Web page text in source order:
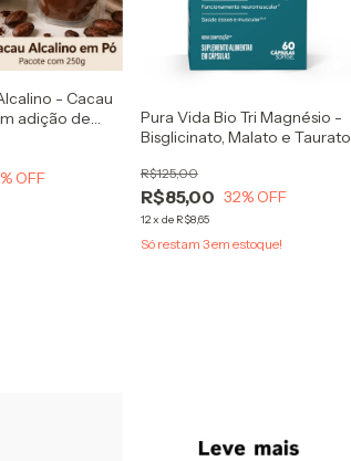
- Cacau
adição de
bebidas
% OFF
Pura Vida Bio Tri Magnésio -
Bisglicinato, Malato e Taurato
R$85,00
R$125,00
32% OFF
12x de R$8,65
Só restam 3em estoque!